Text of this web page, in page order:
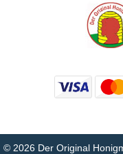
© 2026 Der Original